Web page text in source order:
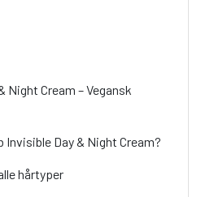
Night Cream – Vegansk
Day & Night Cream?
hårtyper